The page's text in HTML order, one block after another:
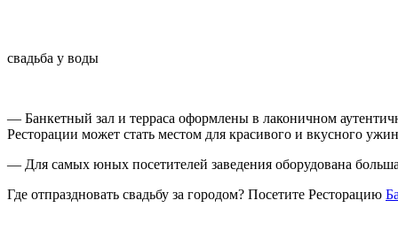
свадьба у воды
— Банкетный зал и терраса оформлены в лаконичном
Ресторации может стать местом для красивого и вкусного
— Для самых юных посетителей заведения оборудована
Где отпраздновать свадьбу за городом? Посетите Ресторацию